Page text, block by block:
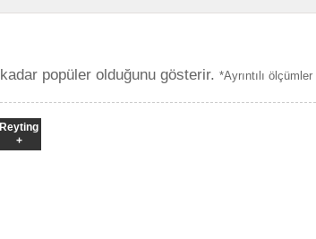
popüler olduğunu gösterir. *Ayrıntılı
Reyting
+